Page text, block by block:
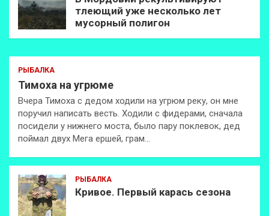
тлеющий уже несколько лет
мусорный полигон
РЫБАЛКА
Тимоха на угрюме
Вчера Тимоха с дедом ходили на угрюм реку, он мне
поручил написать весть. Ходили с фидерами, сначала
посидели у нижнего моста, было пару поклевок, дед
поймал двух Мега ершей, грам…
РЫБАЛКА
Кривое. Первый карась сезона